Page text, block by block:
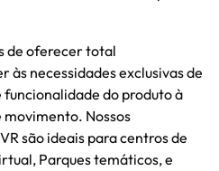
de oferecer total
às necessidades exclusivas de
funcionalidade do produto à
Nossos
são ideais para centros de
Parques temáticos, e